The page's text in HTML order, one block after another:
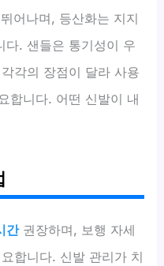
어나며, 등산화는 지지
다. 샌들은 통기성이 우
각의 장점이 달라 사용
합니다. 어떤 신발이 내
간권장하며, 보행 자세
합니다. 신발 관리가 치